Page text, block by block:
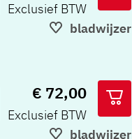
Exclusief BTW
bladwijzer
€ 72,00
Exclusief BTW
bladwijzer